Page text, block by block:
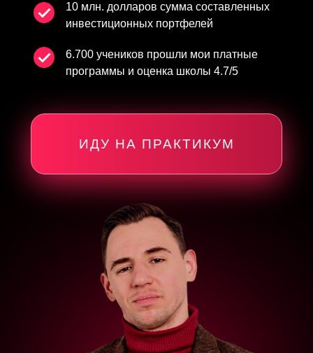
6.700 учеников прошли мои платные
программы и оценка школы 4.7/5
10 млн. долларов сумма составленных
инвестиционных портфелей
ИДУ НА ПРАКТИКУМ